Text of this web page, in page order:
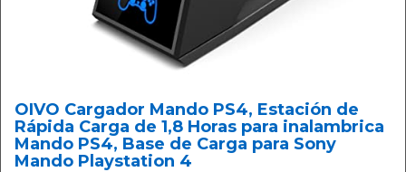
OIVO Cargador Mando PS4, Estación de
Rápida Carga de 1,8 Horas para inalambrica
Mando PS4, Base de Carga para Sony
Mando Playstation 4